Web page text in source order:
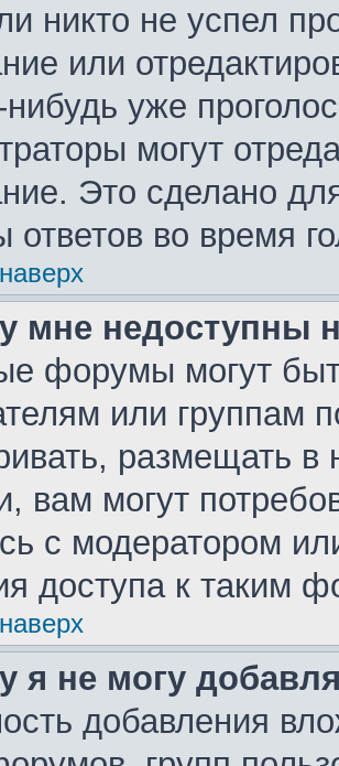
никто не успел
или
нибудь уже
могут
Это сделано
ответов во время
мне недоступны
форумы могут
или группам
размещать
вам могут
с модератором
доступа к таким
я не могу
добавления